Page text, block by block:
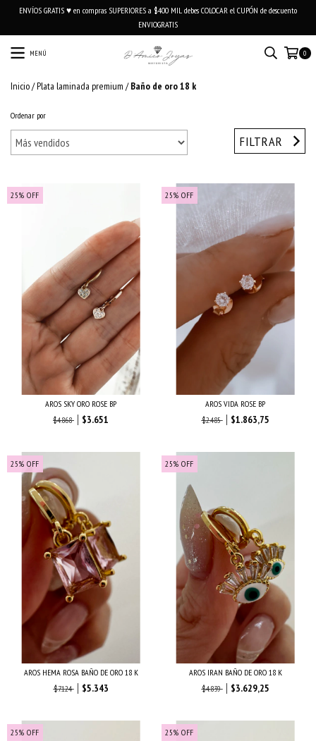
ENVÍOS GRATIS ♥ en compras SUPERIORES a $400 MIL debes COLOCAR el CUPÓN de descuento
ENVIOGRATIS
MENÚ 0
Inicio/Plata laminada premium / Baño de oro 18 k
Ordenar por
FILTRAR
25% OFF
AROS SKY ORO ROSE BP
$4.868
$3.651
25% OFF
AROS VIDA ROSE BP
$2.485
$1.863,75
25% OFF
AROS HEMA ROSA BAÑO DE ORO 18 K
$7.124
$5.343
25% OFF
AROS IRAN BAÑO DE ORO 18 K
$4.839
$3.629,25
25% OFF 25% OFF